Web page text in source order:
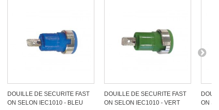
DOUILLE DE SECURITE FAST
ON SELON IEC1010 - BLEU
DOUILLE DE SECURITE FAST
ON SELON IEC1010 - VERT
ON